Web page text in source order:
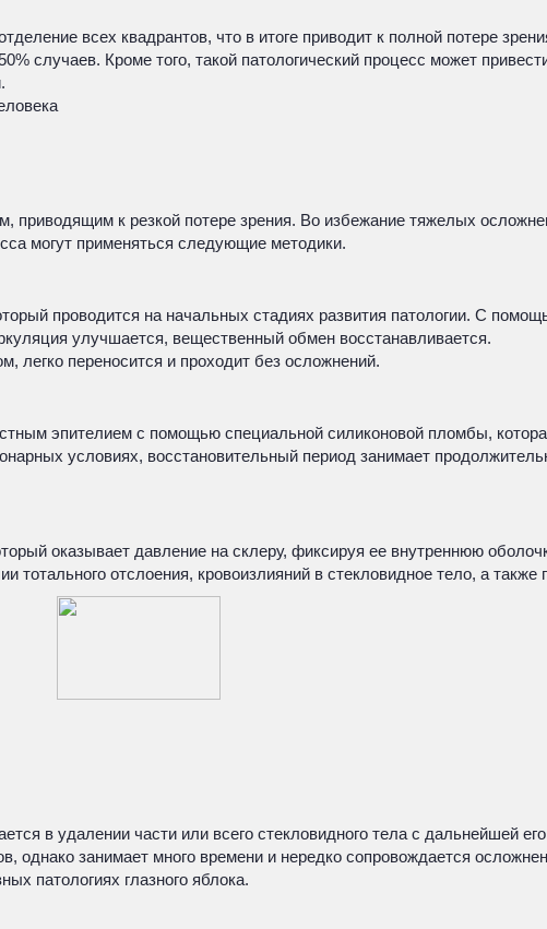
всех квадрантов, что в итоге приводит к полной потере
случаев. Кроме того, такой патологический процесс может
к резкой потере зрения. Во избежание тяжелых
могут применяться следующие методики.
проводится на начальных стадиях развития патологии. С
улучшается, вещественный обмен восстанавливается.
легко переносится и проходит без осложнений.
эпителием с помощью специальной силиконовой пломбы,
условиях, восстановительный период занимает
оказывает давление на склеру, фиксируя ее внутреннюю
тотального отслоения, кровоизлияний в стекловидное тело, а также
в удалении части или всего стекловидного тела с дальнейшей
однако занимает много времени и нередко сопровождается
патологиях глазного яблока.